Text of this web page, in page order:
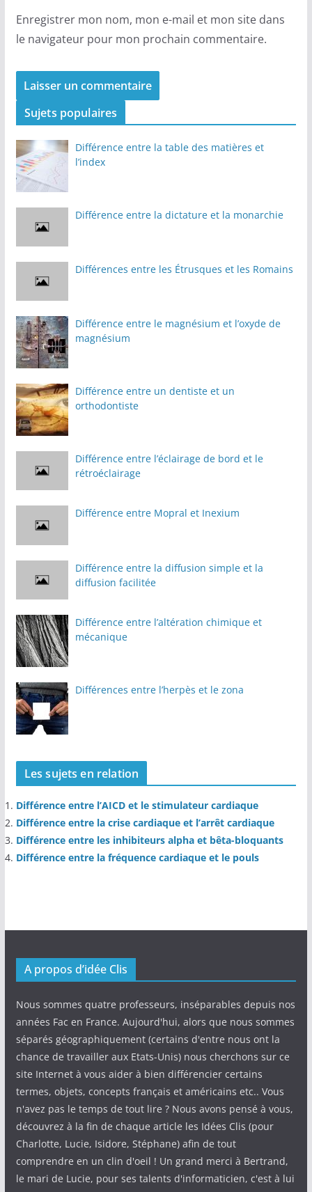
Enregistrer mon nom, mon e-mail et mon site dans
le navigateur pour mon prochain commentaire.
Sujets populaires
Différence entre la table des matières et
l’index
Différence entre la dictature et la monarchie
Différences entre les Étrusques et les Romains
Différence entre le magnésium et l’oxyde de
magnésium
Différence entre un dentiste et un
orthodontiste
Différence entre l’éclairage de bord et le
rétroéclairage
Différence entre Mopral et Inexium
Différence entre la diffusion simple et la
diffusion facilitée
Différence entre l’altération chimique et
mécanique
Différences entre l’herpès et le zona
Les sujets en relation
Différence entre l’AICD et le stimulateur cardiaque
Différence entre la crise cardiaque et l’arrêt cardiaque
Différence entre les inhibiteurs alpha et bêta-bloquants
Différence entre la fréquence cardiaque et le pouls
A propos d’idée Clis
Nous sommes quatre professeurs, inséparables depuis nos
années Fac en France. Aujourd'hui, alors que nous sommes
séparés géographiquement (certains d'entre nous ont la
chance de travailler aux Etats-Unis) nous cherchons sur ce
site Internet à vous aider à bien différencier certains
termes, objets, concepts français et américains etc.. Vous
n'avez pas le temps de tout lire ? Nous avons pensé à vous,
découvrez à la fin de chaque article les Idées Clis (pour
Charlotte, Lucie, Isidore, Stéphane) afin de tout
comprendre en un clin d'oeil ! Un grand merci à Bertrand,
le mari de Lucie, pour ses talents d'informaticien, c'est à lui